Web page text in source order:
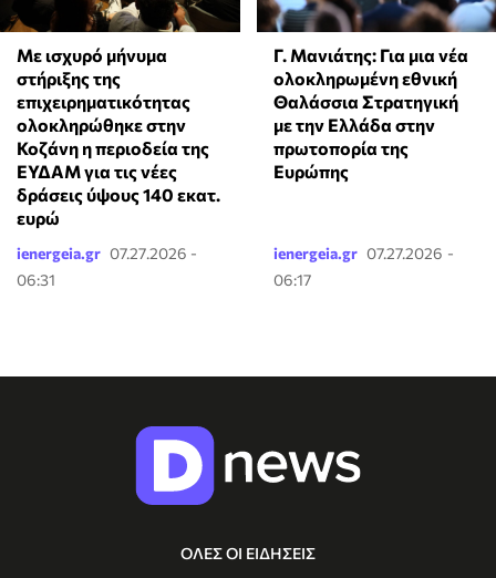
Με ισχυρό μήνυμα
στήριξης της
επιχειρηματικότητας
ολοκληρώθηκε στην
Κοζάνη η περιοδεία της
ΕΥΔΑΜ για τις νέες
δράσεις ύψους 140 εκατ.
ευρώ
ienergeia.gr 07.27.2026 -
06:31
Γ. Μανιάτης: Για μια νέα
ολοκληρωμένη εθνική
Θαλάσσια Στρατηγική
με την Ελλάδα στην
πρωτοπορία της
Ευρώπης
ienergeia.gr 07.27.2026 -
06:17
ΟΛΕΣ ΟΙ ΕΙΔΗΣΕΙΣ